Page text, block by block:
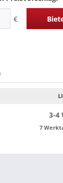
€
3-4
7